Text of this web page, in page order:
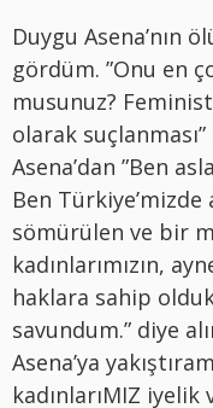
Duygu Asena’nın
gördüm. ”Onu en
musunuz?
olarak
Asena’dan ”Ben
Ben
sömürülen ve bir
kadınlarımızın,
haklara sahip
savundum.” diye
Asena’ya
kadınlarıMIZ